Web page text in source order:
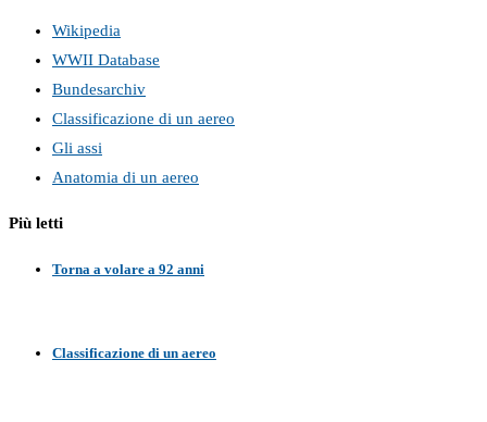
Wikipedia
WWII Database
Bundesarchiv
Classificazione di un aereo
Gli assi
Anatomia di un aereo
Più letti
Torna a volare a 92 anni
Classificazione di un aereo